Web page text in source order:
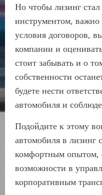
Но чтобы лизинг
инструментом, важно
условия договоров,
компании и
стоит забывать и о
собственности
будете нести
автомобиля и
Подойдите к этому
автомобиля в лизинг
комфортным
возможности в
корпоративным